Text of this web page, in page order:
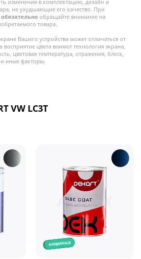
изменения в комплектацию, дизайн и
не ухудшающие его качество. При
обязательно обращайте внимание на
товара.
Вашего устройства может отличаться от
восприятие цвета влияют технология экрана,
цветовая температура, отражения, блеск,
иные факторы.
VW LC3T
новинка